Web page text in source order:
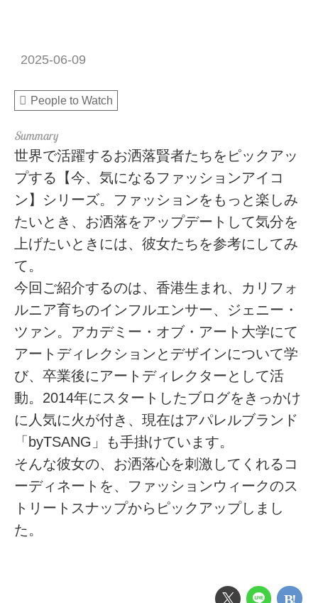
2025-06-09
People to Watch
世界で活躍するお洒落賢者たちをピックアッ
プする【今、気になるファッションアイコ
ン】シリーズ。ファッションをもっと楽しみ
たいとき、お洒落をアップデートして気分を
上げたいときには、彼女たちを参考にしてみ
て。
今回ご紹介するのは、香港生まれ、カリフォ
ルニア育ちのインフルエンサー、ジェニー・
ツァン。アカデミー・オブ・アート大学にて
アートディレクションとデザインについて学
び、卒業後にアートディレクターとして活
動。2014年にスタートしたブログをきっかけ
に人気に火が付き、現在はアパレルブランド
「byTSANG」も手掛けています。
そんな彼女の、お洒落心を刺激してくれるコ
ーディネートを、ファッションウィークのス
トリートスナップからピックアップしまし
た。